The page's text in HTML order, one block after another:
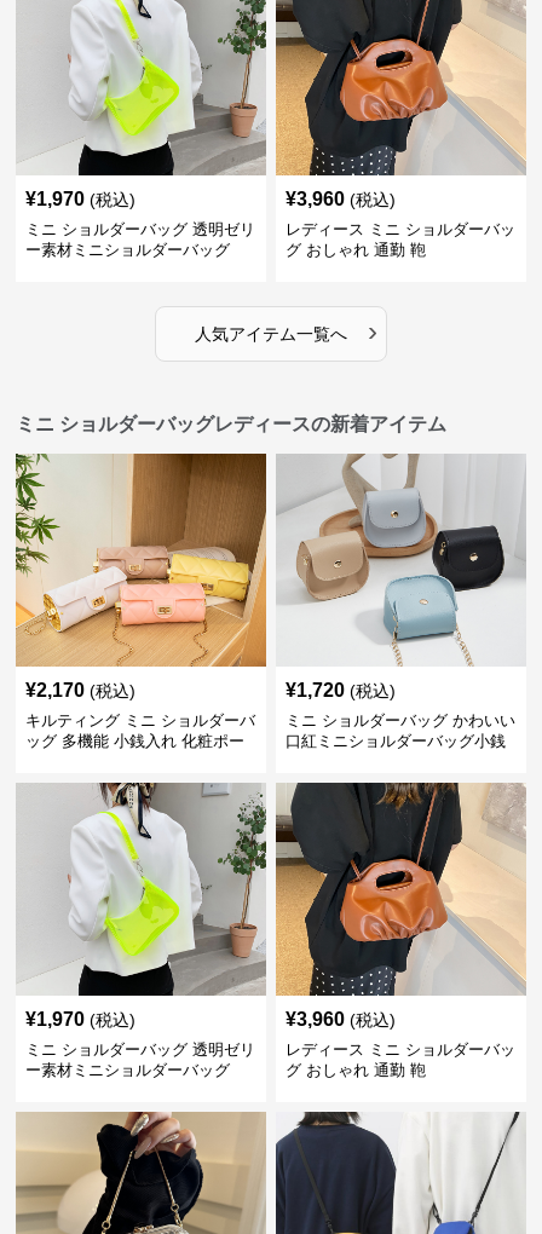
¥1,970 (税込)
ミニ ショルダーバッグ 透明ゼリ
ー素材ミニショルダーバッグ
¥3,960 (税込)
レディース ミニ ショルダーバッ
グ おしゃれ 通勤 鞄
人気アイテム一覧へ ›
ミニ ショルダーバッグレディースの新着アイテム
¥2,170 (税込)
キルティング ミニ ショルダーバ
ッグ 多機能 小銭入れ 化粧ポー
¥1,720 (税込)
ミニ ショルダーバッグ かわいい
口紅ミニショルダーバッグ小銭
¥1,970 (税込)
ミニ ショルダーバッグ 透明ゼリ
ー素材ミニショルダーバッグ
¥3,960 (税込)
レディース ミニ ショルダーバッ
グ おしゃれ 通勤 鞄